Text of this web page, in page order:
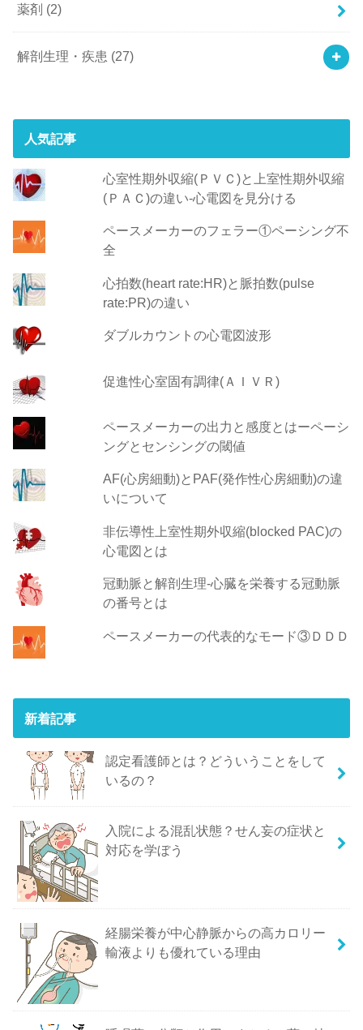
薬剤 (2)
解剖生理・疾患 (27)
人気記事
心室性期外収縮(ＰＶＣ)と上室性期外収縮
(ＰＡＣ)の違い-心電図を見分ける
ペースメーカーのフェラー①ペーシング不
全
心拍数(heart rate:HR)と脈拍数(pulse
rate:PR)の違い
ダブルカウントの心電図波形
促進性心室固有調律(ＡＩＶＲ)
ペースメーカーの出力と感度とはーペーシ
ングとセンシングの閾値
AF(心房細動)とPAF(発作性心房細動)の違
いについて
非伝導性上室性期外収縮(blocked PAC)の
心電図とは
冠動脈と解剖生理-心臓を栄養する冠動脈
の番号とは
ペースメーカーの代表的なモード③ＤＤＤ
新着記事
認定看護師とは？どういうことをして
いるの？
入院による混乱状態？せん妄の症状と
対応を学ぼう
経腸栄養が中心静脈からの高カロリー
輸液よりも優れている理由